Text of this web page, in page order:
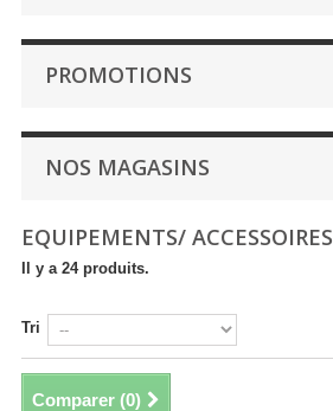
PROMOTIONS
NOS MAGASINS
EQUIPEMENTS/ ACCESSOIRES
Il y a 24 produits.
Tri
Comparer (0)